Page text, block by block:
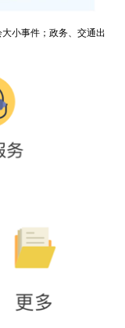
小事件；政务、交通出